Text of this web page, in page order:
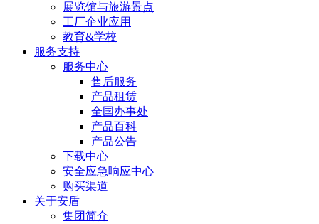
展览馆与旅游景点
工厂企业应用
教育&学校
服务支持
服务中心
售后服务
产品租赁
全国办事处
产品百科
产品公告
下载中心
安全应急响应中心
购买渠道
关于安盾
集团简介